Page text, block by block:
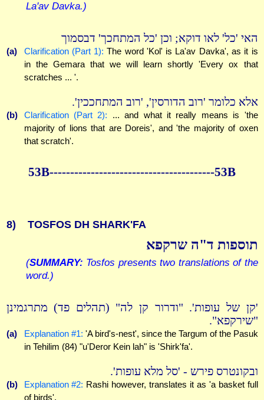
La'av Davka.)
האי 'כל' לאו דוקא; וכן 'כל המתחכך' דבסמוך
(a) Clarification (Part 1): The word 'Kol' is La'av Davka', as it is
in the Gemara that we will learn shortly 'Every ox that
scratches ... '.
אלא כלומר 'רוב הדורסין', 'רוב המתחככין'.
(b) Clarification (Part 2): ... and what it really means is 'the
majority of lions that are Doreis', and 'the majority of oxen
that scratch'.
53B----------------------------------------53B
8) TOSFOS DH SHARK'FA
תוספות ד"ה שרקפא
(SUMMARY: Tosfos presents two translations of the
word.)
'קן של עופות'. "ודרור קן לה" (תהלים פד) מתרגמינן
"שירקפא".
(a) Explanation #1: 'A bird's-nest', since the Targum of the Pasuk
in Tehilim (84) "u'Deror Kein lah" is 'Shirk'fa'.
ובקונטרס פירש - 'סל מלא עופות'.
(b) Explanation #2: Rashi however, translates it as 'a basket full
of birds'.